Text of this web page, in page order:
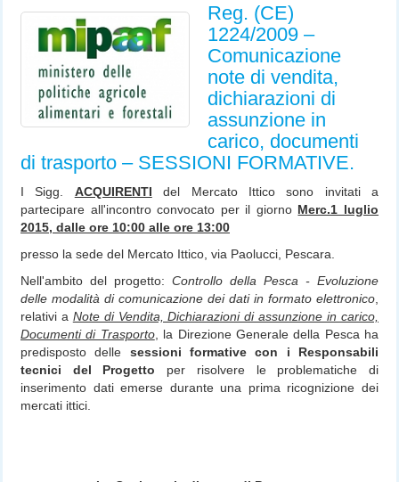
Reg. (CE)
1224/2009 –
Comunicazione
note di vendita,
dichiarazioni di
assunzione in
carico, documenti
di trasporto – SESSIONI FORMATIVE.
I Sigg. ACQUIRENTI del Mercato Ittico sono invitati a
partecipare all'incontro convocato per il giorno Merc.1 luglio
2015, dalle ore 10:00 alle ore 13:00
presso la sede del Mercato Ittico, via Paolucci, Pescara.
Nell'ambito del progetto: Controllo della Pesca - Evoluzione
delle modalità di comunicazione dei dati in formato elettronico
relativi a Note di Vendita, Dichiarazioni di assunzione in carico,
Documenti di Trasporto, la Direzione Generale della Pesca ha
predisposto delle sessioni formative con i Responsabili
tecnici del Progetto per risolvere le problematiche di
inserimento dati emerse durante una prima ricognizione dei
mercati ittici.